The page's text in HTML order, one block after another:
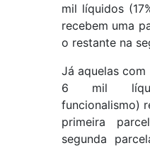
mil líquidos
recebem uma
o restante na
Já aquelas
6 mil
funcionalismo)
primeira
segunda